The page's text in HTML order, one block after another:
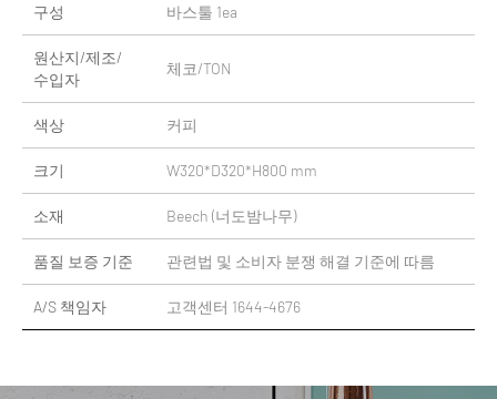
구성 바스툴 1ea
원산지/제조/
수입자
체코/TON
색상 커피
크기 W320*D320*H800 mm
소재 Beech (너도밤나무)
품질 보증 기준 관련법 및 소비자 분쟁 해결 기준에 따름
A/S 책임자 고객센터 1644-4676